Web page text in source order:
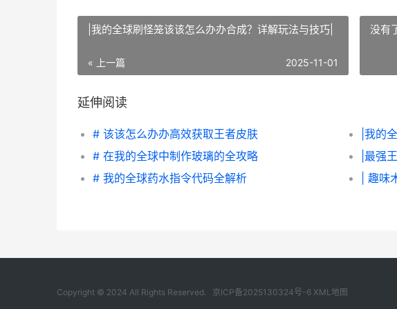
|我的全球刷怪笼该该怎么办办合成？详解玩法与技巧|
« 上一篇 2025-11-01
没有
延伸阅读
# 该该怎么办办高效获取王者皮肤
# 在我的全球中制作玻璃的全攻略
|最强
# 我的全球药水指令代码全解析
| 趣味
Copyright © 2024 All Rights Reserved. 京ICP备2025130324号-6 XML地图